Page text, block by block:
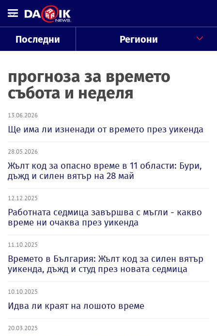
Последни Региони
прогноза за времето
събота и неделя
13.06.2026
Ще има ли изненади от времето през уикенда
28.05.2026
Жълт код за опасно време в 11 области: Бури,
дъжд и силен вятър на 28 май
12.12.2025
Работната седмица завършва с мъгли - какво
време ни очаква през уикенда
11.10.2025
Времето в България: Жълт код за силен вятър
уикенда, дъжд и студ през новата седмица
10.10.2025
Идва ли краят на лошото време
20.03.2025